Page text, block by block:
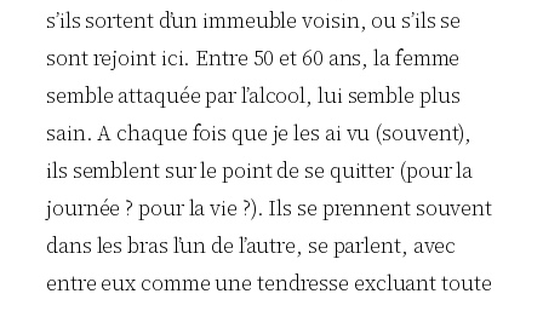
s’ils sortent d’un immeuble voisin, ou s’ils se
sont rejoint ici. Entre 50 et 60 ans, la femme
semble attaquée par l’alcool, lui semble plus
sain. A chaque fois que je les ai vu (souvent),
ils semblent sur le point de se quitter (pour la
journée ? pour la vie ?). Ils se prennent souvent
dans les bras l’un de l’autre, se parlent, avec
entre eux comme une tendresse excluant toute